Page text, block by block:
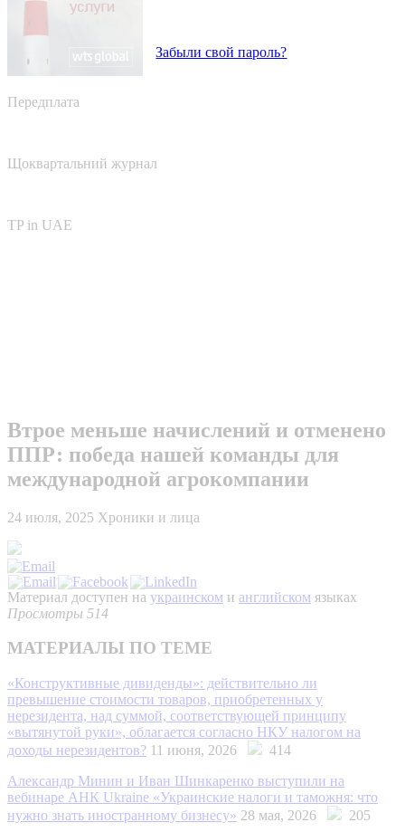
Забыли свой пароль?
Передплата
Щоквартальний журнал
TP in UAE
Втрое меньше начислений и отменено
ППР: победа нашей команды для
международной агрокомпании
24 июля, 2025 Хроники и лица
Материал доступен на украинском и английском языках
Просмотры 514
МАТЕРИАЛЫ ПО ТЕМЕ
«Конструктивные дивиденды»: действительно ли
превышение стоимости товаров, приобретенных у
нерезидента, над суммой, соответствующей принципу
«вытянутой руки», облагается согласно НКУ налогом на
доходы нерезидентов? 11 июня, 2026
414
Александр Минин и Иван Шинкаренко выступили на
вебинаре АНК Ukraine «Украинские налоги и таможня: что
нужно знать иностранному бизнесу» 28 мая, 2026
205